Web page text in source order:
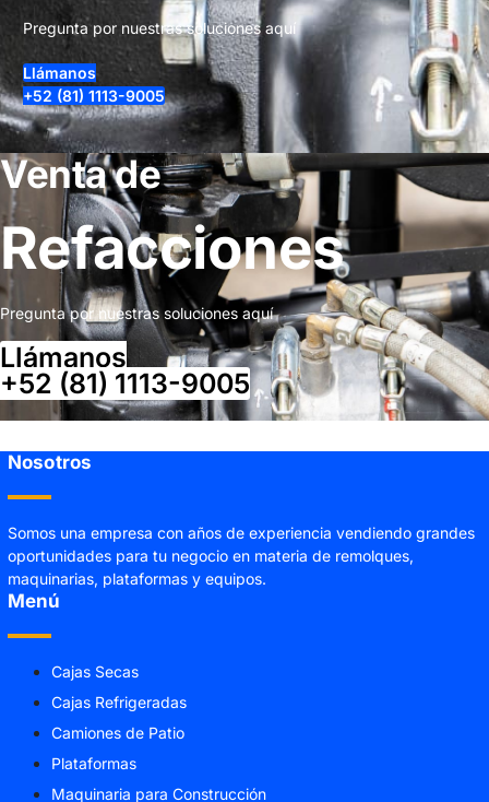
Pregunta por nuestras soluciones aquí
Llámanos
+52 (81) 1113-9005
Venta de
Refacciones
Pregunta por nuestras soluciones aquí
Llámanos
+52 (81) 1113-9005
Nosotros
Somos una empresa con años de experiencia vendiendo grandes
oportunidades para tu negocio en materia de remolques,
maquinarias, plataformas y equipos.
Menú
Cajas Secas
Cajas Refrigeradas
Camiones de Patio
Plataformas
Maquinaria para Construcción